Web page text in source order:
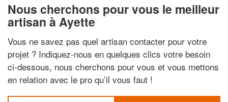
Nous cherchons pour vous le meilleur
artisan à Ayette
Vous ne savez pas quel artisan contacter pour votre
projet ? Indiquez-nous en quelques clics votre besoin
ci-dessous, nous cherchons pour vous et vous mettons
en relation avec le pro qu’il vous faut !